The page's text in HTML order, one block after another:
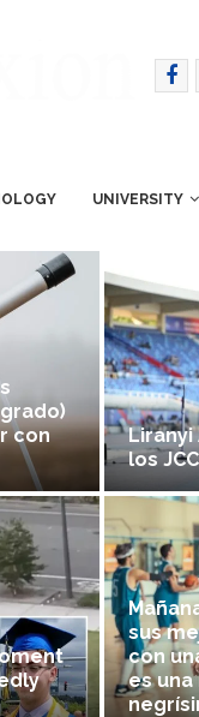
UNIVERSITY
con
Liranyi
los
sus
con
es